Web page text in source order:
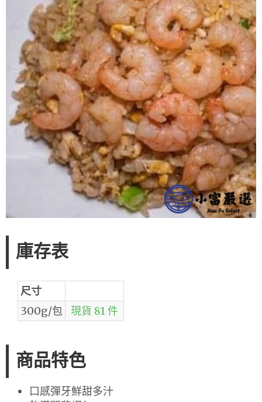
庫存表
尺寸
300g/包
現貨 81 件
商品特色
口感彈牙鮮甜多汁